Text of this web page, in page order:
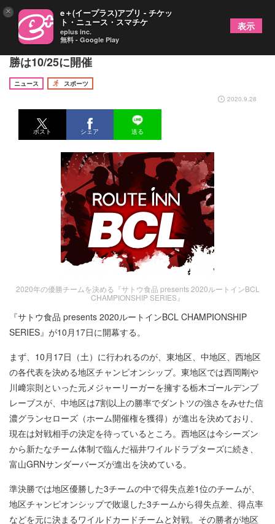
BCリーグ2020年の頂点は!? CS準決勝は10/21、決
勝は10/25に開催
ニュース
スポーツ
2020.9.28
ポスト シェア 送る
2020年の優勝チームを決める『サトウ食品 presents 2020ルートインBCL
CHAMPIONSHIP SERIES』
『サトウ食品 presents 2020ルートインBCL CHAMPIONSHIP
SERIES』が10月17日に開幕する。
まず、10月17日（土）に行われるのが、東地区、中地区、西地区
の各代表を決める地区チャンピオンシップ。東地区では西岡剛や
川﨑宗則といった元メジャーリーガーを擁する栃木ゴールデンブ
レーブスが、中地区は7割以上の勝率でダントツの強さをみせた信
濃グランセローズ（ホーム開催権を獲得）が進出を決めており、
現在は対戦相手の決定を待っているところ。西地区は今シーズン
から新たなチーム体制で臨んだ福井ワイルドラプターズに続き、
富山GRNサンダーバーズが進出を決めている。
準決勝では地区優勝した3チームの中で得失点差1位のチームが、
地区チャンピオンシップで敗退した3チームから得失点差、得点率
などを元に決まるワイルドカードチームと対戦。その勝者が地区
× e＋(イープラス)アプリ - チケッ
ト・ニュース・スマチケ
eplus inc.
無料 - Google Play
表示